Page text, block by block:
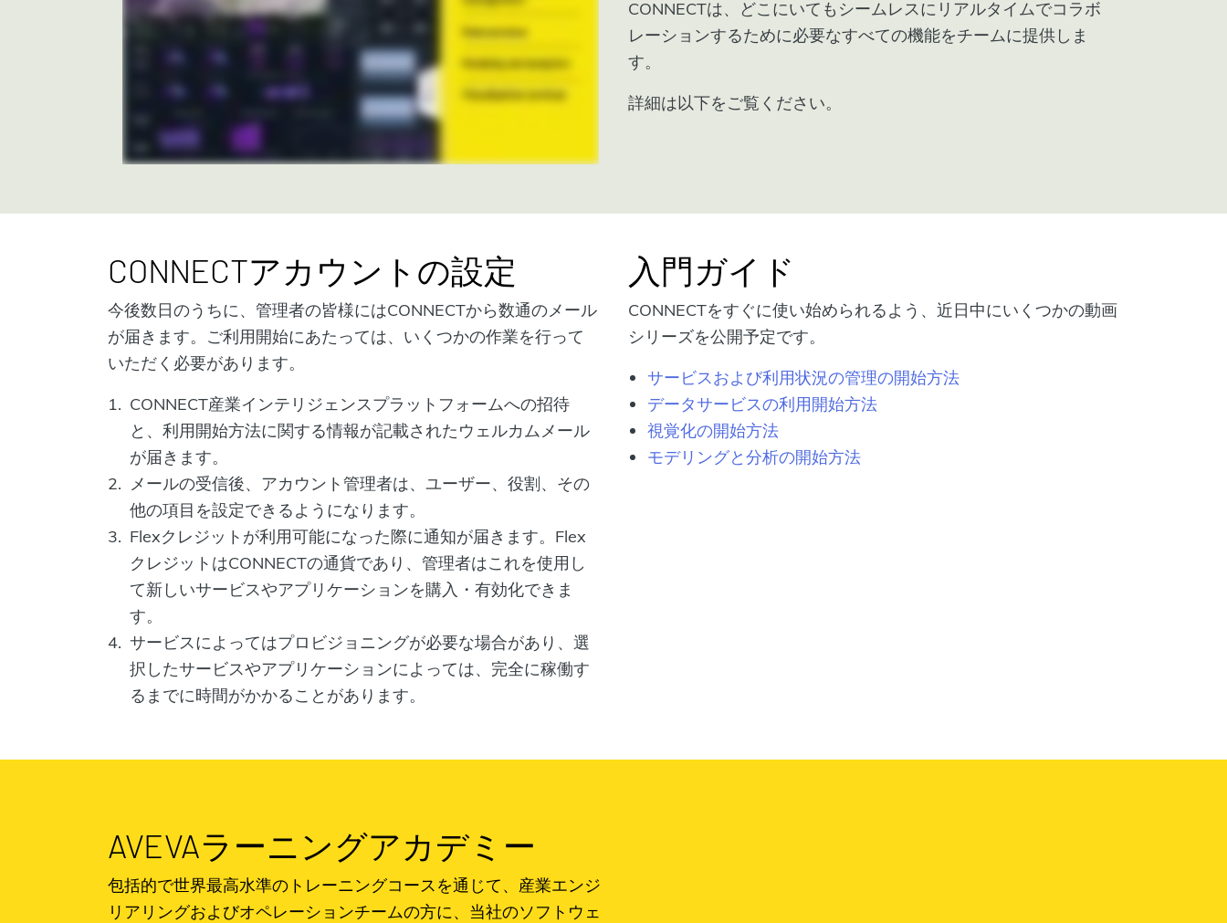
CONNECTは、どこにいてもシームレスにリアルタイムでコラボ
レーションするために必要なすべての機能をチームに提供しま
す。
詳細は以下をご覧ください。
CONNECTアカウントの設定
今後数日のうちに、管理者の皆様にはCONNECTから数通のメール
が届きます。ご利用開始にあたっては、いくつかの作業を行って
いただく必要があります。
CONNECT産業インテリジェンスプラットフォームへの招待
と、利用開始方法に関する情報が記載されたウェルカムメール
が届きます。
メールの受信後、アカウント管理者は、ユーザー、役割、その
他の項目を設定できるようになります。
Flexクレジットが利用可能になった際に通知が届きます。Flex
クレジットはCONNECTの通貨であり、管理者はこれを使用し
て新しいサービスやアプリケーションを購入・有効化できま
す。
サービスによってはプロビジョニングが必要な場合があり、選
択したサービスやアプリケーションによっては、完全に稼働す
るまでに時間がかかることがあります。
入門ガイド
CONNECTをすぐに使い始められるよう、近日中にいくつかの動画
シリーズを公開予定です。
サービスおよび利用状況の管理の開始方法
データサービスの利用開始方法
視覚化の開始方法
モデリングと分析の開始方法
AVEVAラーニングアカデミー
包括的で世界最高水準のトレーニングコースを通じて、産業エンジ
リアリングおよびオペレーションチームの方に、当社のソフトウェ